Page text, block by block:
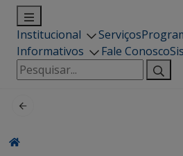
Institucional Serviços
Informativos
Fale Conosco
Pesquisar
por: